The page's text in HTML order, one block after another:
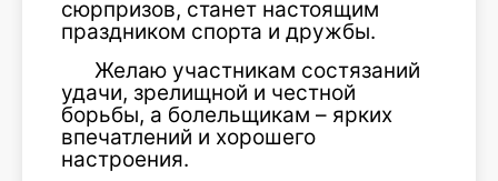
сюрпризов, станет настоящим
праздником спорта и дружбы.
Желаю участникам состязаний
удачи, зрелищной и честной
борьбы, а болельщикам – ярких
впечатлений и хорошего
настроения.